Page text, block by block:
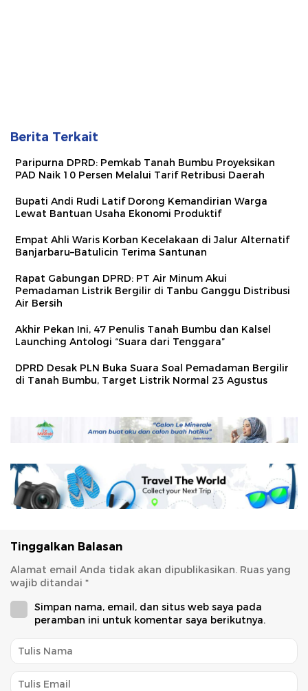
Berita Terkait
Paripurna DPRD: Pemkab Tanah Bumbu Proyeksikan
PAD Naik 10 Persen Melalui Tarif Retribusi Daerah
Bupati Andi Rudi Latif Dorong Kemandirian Warga
Lewat Bantuan Usaha Ekonomi Produktif
Empat Ahli Waris Korban Kecelakaan di Jalur Alternatif
Banjarbaru–Batulicin Terima Santunan
Rapat Gabungan DPRD: PT Air Minum Akui
Pemadaman Listrik Bergilir di Tanbu Ganggu Distribusi
Air Bersih
Akhir Pekan Ini, 47 Penulis Tanah Bumbu dan Kalsel
Launching Antologi “Suara dari Tenggara”
DPRD Desak PLN Buka Suara Soal Pemadaman Bergilir
di Tanah Bumbu, Target Listrik Normal 23 Agustus
Tinggalkan Balasan
Alamat email Anda tidak akan dipublikasikan. Ruas yang
wajib ditandai *
Simpan nama, email, dan situs web saya pada
peramban ini untuk komentar saya berikutnya.